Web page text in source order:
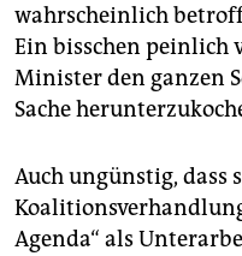
wahrscheinlich
Ein bisschen peinlich
Minister den ganzen
Sache
Auch ungünstig, dass
Agenda“ als